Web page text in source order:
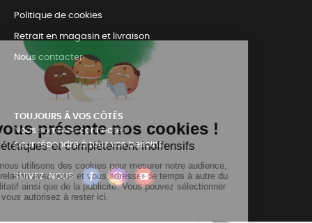
Politique de cookies
Retrait en magasin et livraison
Nous contacter
TOUJOURS Á VOS CÔTÉS
Nous sommes connectés
pour répondre à tous vos besoins
SUIVEZ-NOUS